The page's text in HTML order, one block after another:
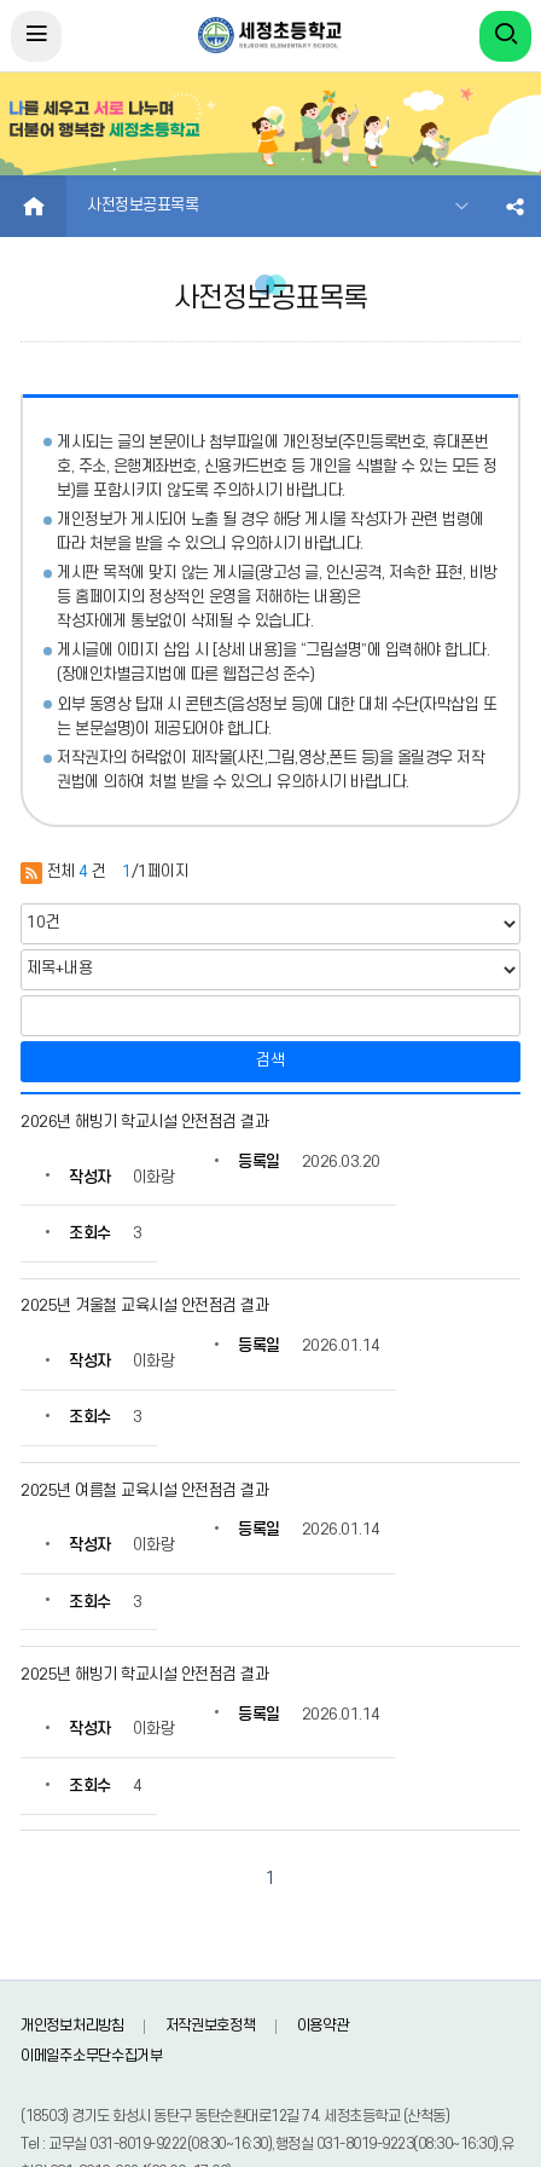
HOME 사전정보공표목록
사전정보공표목록
게시되는 글의 본문이나 첨부파일에
개인정보(주민등록번호, 휴대폰번
호, 주소, 은행계좌번호, 신용카드번호 등 개인을 식별할 수 있는 모든 정
보)를 포함시키지 않도록 주의하시기 바랍니다.
개인정보가 게시되어 노출 될 경우 해당 게시물 작성자가 관련 법령에
따라 처분을 받을 수 있으니 유의하시기 바랍니다.
게시판 목적에 맞지 않는 게시글(광고성 글, 인신공격, 저속한 표현, 비방
등 홈페이지의 정상적인 운영을 저해하는 내용)은
작성자에게 통보없이 삭제될 수 있습니다.
게시글에 이미지 삽입 시 [상세 내용]을 “그림설명”에 입력해야 합니다.
(장애인차별금지법에 따른 웹접근성 준수)
외부 동영상 탑재 시 콘텐츠(음성정보 등)에 대한 대체 수단(자막삽입 또
는 본문설명)이 제공되어야 합니다.
저작권자의 허락없이 제작물(사진,그림,영상,폰트 등)을 올릴경우 저작
권법에 의하여 처벌 받을 수 있으니 유의하시기 바랍니다.
전체 4 건 1 /1페이지
검색
전
공
록
의
제
작
를
할
2026년 해빙기 학교시설 안전점검 결과
작성자 이화랑
등록일 2026.03.20
조회수 3
2025년 겨울철 교육시설 안전점검 결과
작성자 이화랑
등록일 2026.01.14
조회수 3
2025년 여름철 교육시설 안전점검 결과
작성자 이화랑
등록일 2026.01.14
조회수 3
2025년 해빙기 학교시설 안전점검 결과
작성자 이화랑
등록일 2026.01.14
조회수 4
1
개인정보처리방침 저작권보호정책
이용약관
이메일주소무단수집거부
(18503) 경기도 화성시 동탄구 동탄순환대로12길 74. 세정초등학교 (산척동)
Tel : 교무실 031-8019-9222(08:30~16:30),행정실 031-8019-9223(08:30~16:30),유